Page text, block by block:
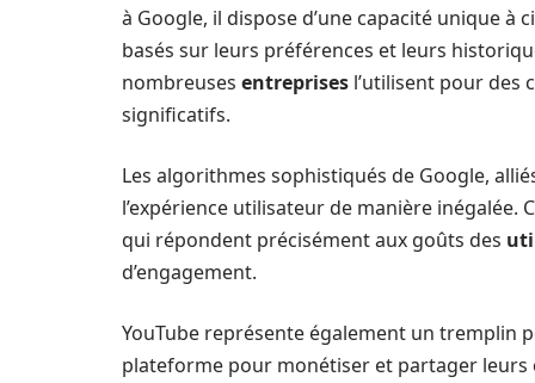
à Google, il dispose d’une capacité unique à
basés sur leurs préférences et leurs
nombreuses entreprises l’utilisent pour des
significatifs.
Les algorithmes sophistiqués de Google,
l’expérience utilisateur de manière
qui répondent précisément aux goûts des
d’engagement.
YouTube représente également un tremplin
plateforme pour monétiser et partager